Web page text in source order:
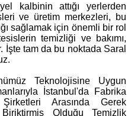
kalbinin attığı yerlerden
ve üretim merkezleri, bu
sağlamak için önemli bir rol
temizliği ve bakımı,
İşte tam da bu noktada Saral
Teknolojisine Uygun
İstanbul'da Fabrika
Arasında Gerek
Biriktirmiş Olduğu Temizlik